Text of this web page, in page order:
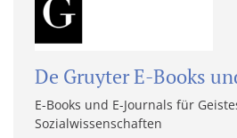
De Gruyter E-Books
E-Books und E-Journals für
Sozialwissenschaften